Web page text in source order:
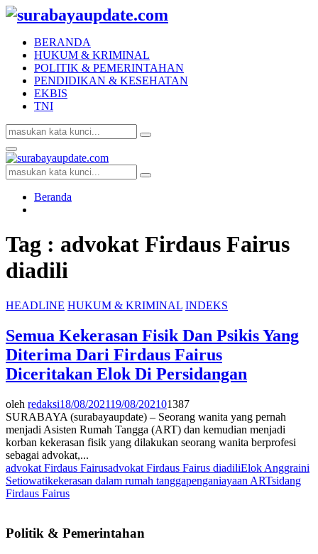
BERANDA
HUKUM & KRIMINAL
POLITIK & PEMERINTAHAN
PENDIDIKAN & KESEHATAN
EKBIS
TNI
Search
for:
Search
Facebook
Twitter
Youtube
Primary
Menu
Search
for:
Search
Beranda
Tag : advokat Firdaus Fairus
diadili
HEADLINE HUKUM & KRIMINAL INDEKS
Semua Kekerasan Fisik Dan Psikis Yang
Diterima Dari Firdaus Fairus
Diceritakan Elok Di Persidangan
oleh redaksi18/08/202119/08/202101387
SURABAYA (surabayaupdate) – Seorang wanita yang pernah
menjadi Asisten Rumah Tangga (ART) dan kemudian menjadi
korban kekerasan fisik yang dilakukan seorang wanita berprofesi
sebagai advokat,...
advokat Firdaus Fairusadvokat Firdaus Fairus diadiliElok Anggraini
Setiowatikekerasan dalam rumah tanggapenganiayaan ARTsidang
Firdaus Fairus
Politik & Pemerintahan